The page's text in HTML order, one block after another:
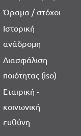
Όραμα / στόχοι
Ιστορική
ανάδρομη
Διασφάλιση
ποιότητας (iso)
Εταιρική -
κοινωνική
ευθύνη